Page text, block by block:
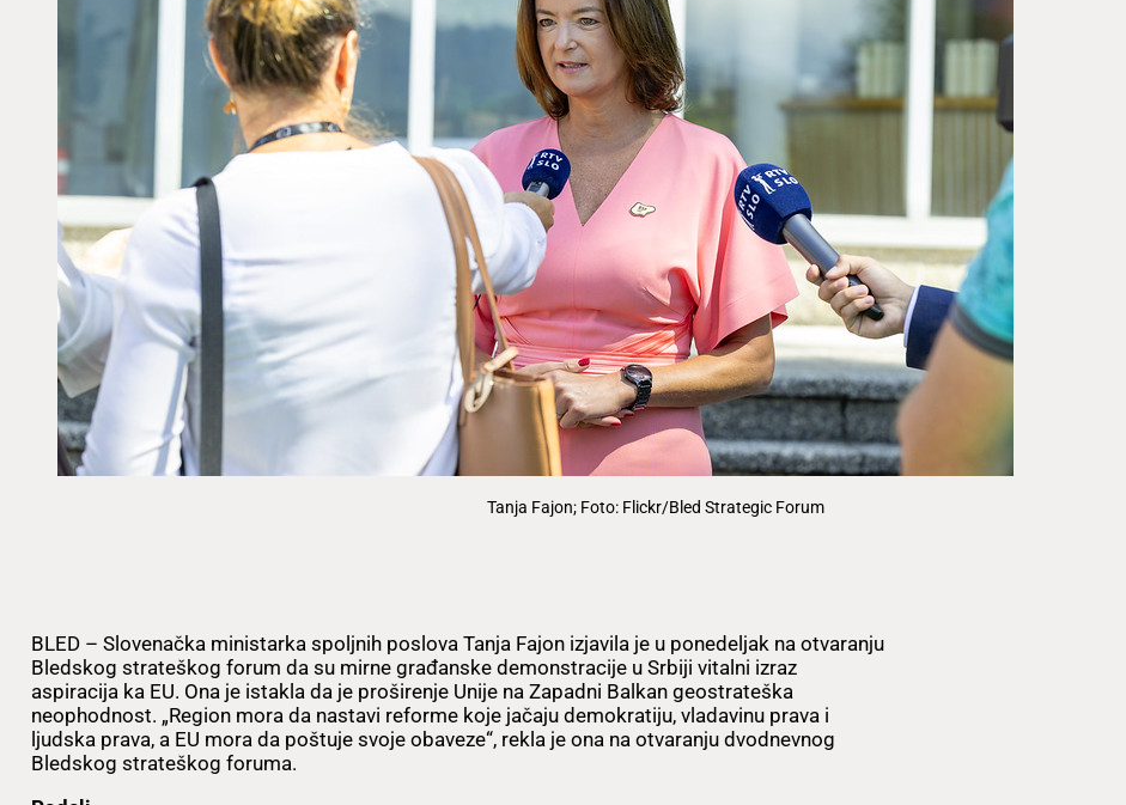
Tanja Fajon; Foto: Flickr/Bled Strategic Forum
BLED – Slovenačka ministarka spoljnih poslova Tanja Fajon izjavila je u ponedeljak na otvaranju
Bledskog strateškog forum da su mirne građanske demonstracije u Srbiji vitalni izraz
aspiracija ka EU. Ona je istakla da je proširenje Unije na Zapadni Balkan geostrateška
neophodnost. „Region mora da nastavi reforme koje jačaju demokratiju, vladavinu prava i
ljudska prava, a EU mora da poštuje svoje obaveze“, rekla je ona na otvaranju dvodnevnog
Bledskog strateškog foruma.